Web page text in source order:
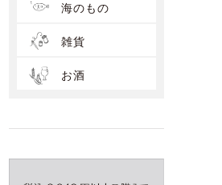
海のもの
雑貨
お酒